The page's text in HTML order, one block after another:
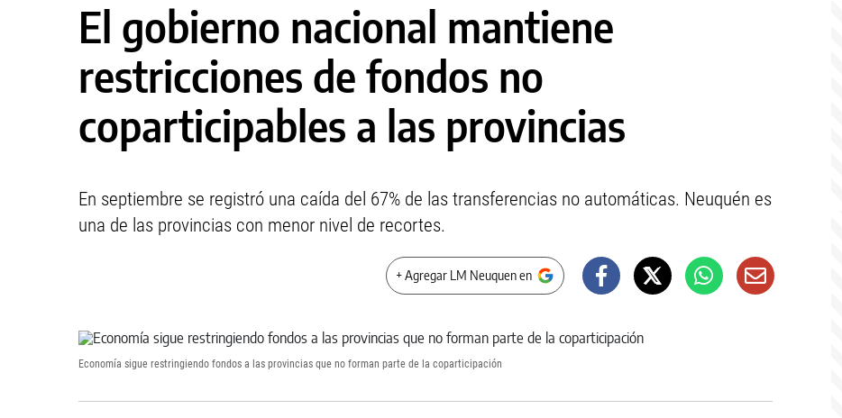
El gobierno nacional mantiene
restricciones de fondos no
coparticipables a las provincias
En septiembre se registró una caída del 67% de las transferencias no automáticas. Neuquén es
una de las provincias con menor nivel de recortes.
+ Agregar LM Neuquen en
Economía sigue restringiendo fondos a las provincias que no forman parte de la coparticipación